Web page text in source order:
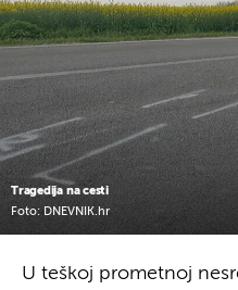
Tragedija na cesti
Foto: DNEVNIK.hr
U teškoj prometnoj